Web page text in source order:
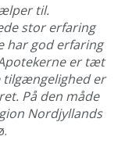
til.
stor erfaring
har god erfaring
er tæt
tilgængelighed er
På den måde
Nordjyllands